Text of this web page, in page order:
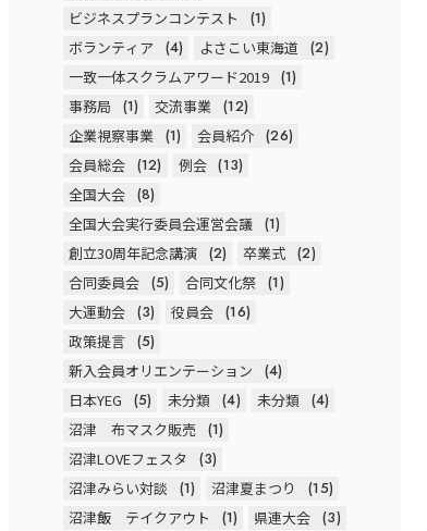
ビジネスプランコンテスト
(1)
ボランティア
(4) よさこい東海道
(2)
一致一体スクラムアワード2019 (1)
事務局
(1) 交流事業 (12)
企業視察事業 (1) 会員紹介 (26)
会員総会 (12) 例会 (13)
全国大会 (8)
全国大会実行委員会運営会議 (1)
創立30周年記念講演 (2) 卒業式 (2)
合同委員会 (5) 合同文化祭 (1)
大運動会 (3) 役員会 (16)
政策提言 (5)
新入会員オリエンテーション
(4)
日本YEG
(5) 未分類 (4) 未分類 (4)
沼津 布マスク販売 (1)
沼津LOVEフェスタ
(3)
沼津みらい対談
(1) 沼津夏まつり
(15)
沼津飯 テイクアウト
(1) 県連大会 (3)